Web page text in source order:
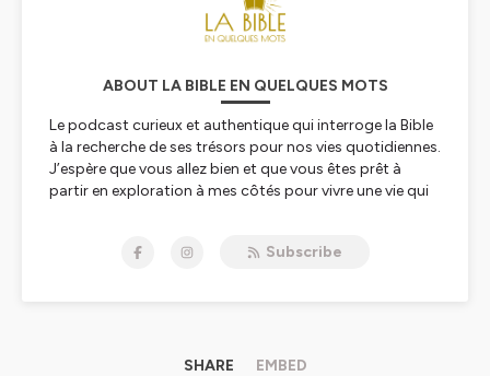
ABOUT LA BIBLE EN QUELQUES MOTS
Le podcast curieux et authentique qui interroge la Bible
à la recherche de ses trésors pour nos vies quotidiennes.
J’espère que vous allez bien et que vous êtes prêt à
partir en exploration à mes côtés pour vivre une vie qui
Hébergé par Ausha. Visitez
ausha.co/politique-de-
Subscribe
SHARE EMBED